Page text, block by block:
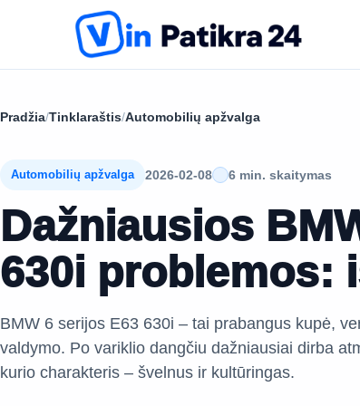
Pradžia/Tinklaraštis/Automobilių apžvalga
Automobilių apžvalga 2026-02-08 6 min. skaitymas
Dažniausios
630i problemos:
BMW 6 serijos E63 630i – tai prabangus kupė,
valdymo. Po variklio dangčiu dažniausiai dirba
kurio charakteris – švelnus ir kultūringas.